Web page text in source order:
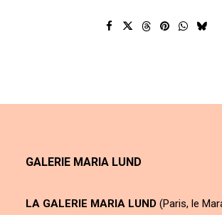
GALERIE MARIA LUND
LA GALERIE MARIA LUND (Paris, le